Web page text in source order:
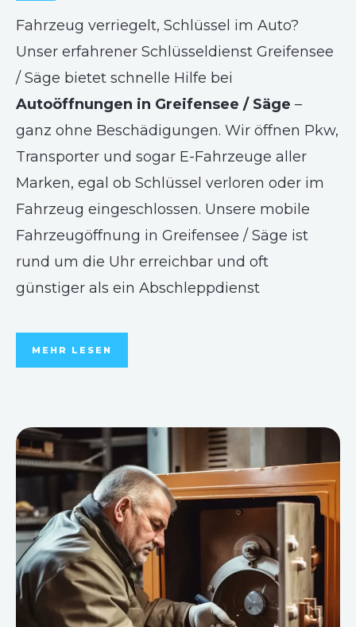
Fahrzeug verriegelt, Schlüssel im Auto?
Unser erfahrener Schlüsseldienst Greifensee
/ Säge bietet schnelle Hilfe bei
Autoöffnungen in Greifensee / Säge –
ganz ohne Beschädigungen. Wir öffnen Pkw,
Transporter und sogar E-Fahrzeuge aller
Marken, egal ob Schlüssel verloren oder im
Fahrzeug eingeschlossen. Unsere mobile
Fahrzeugöffnung in Greifensee / Säge ist
rund um die Uhr erreichbar und oft
günstiger als ein Abschleppdienst
MEHR LESEN